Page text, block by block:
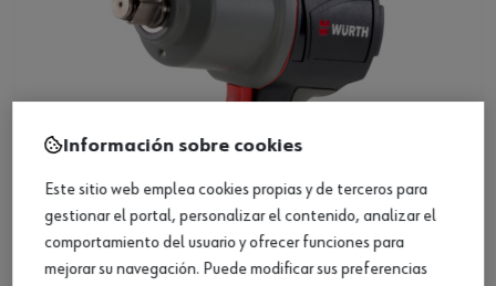
Información sobre cookies
Este sitio web emplea cookies propias y de terceros para
gestionar el portal, personalizar el contenido, analizar el
comportamiento del usuario y ofrecer funciones para
mejorar su navegación. Puede modificar sus preferencias